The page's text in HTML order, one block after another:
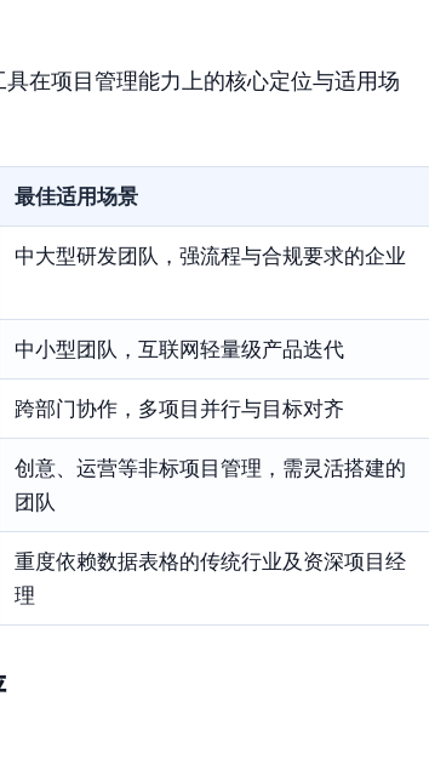
在项目管理能力上的核心定位与适用场
最佳适用场景
中大型研发团队，强流程与合规要求的企业
中小型团队，互联网轻量级产品迭代
跨部门协作，多项目并行与目标对齐
创意、运营等非标项目管理，需灵活搭建的
团队
重度依赖数据表格的传统行业及资深项目经
理